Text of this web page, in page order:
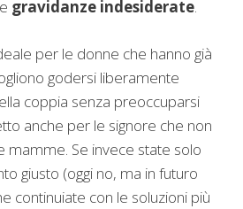
gravidanze indesiderate.
per le donne che hanno già
godersi liberamente
coppia senza preoccuparsi
anche per le signore che non
mamme. Se invece state solo
giusto (oggi no, ma in futuro
continuiate con le soluzioni più